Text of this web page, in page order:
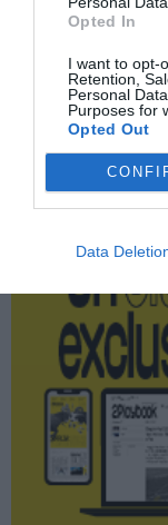
Opted In
I want to opt-
Retention,
Personal
Purposes for
Opted Out
Data
Visa
Publicidad
2Playbook